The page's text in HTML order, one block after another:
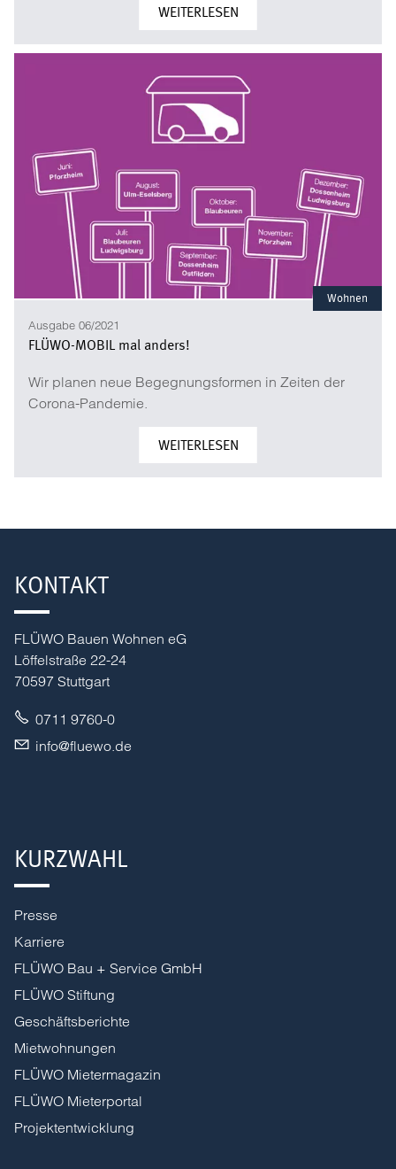
WEITERLESEN
Wohnen
Ausgabe 06/2021
FLÜWO-MOBIL mal anders!
Wir planen neue Begegnungsformen in Zeiten der
Corona-Pandemie.
WEITERLESEN
KONTAKT
FLÜWO Bauen Wohnen eG
Löffelstraße 22-24
70597 Stuttgart
0711 9760-0
nf
fl w d
KURZWAHL
Presse
Karriere
FLÜWO Bau + Service GmbH
FLÜWO Stiftung
Geschäftsberichte
Mietwohnungen
FLÜWO Mietermagazin
FLÜWO Mieterportal
Projektentwicklung